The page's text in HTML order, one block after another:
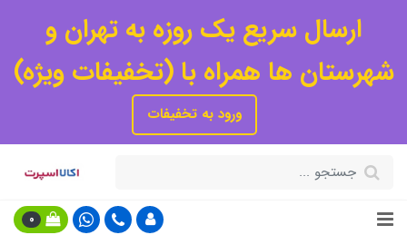
ارسال سریع یک روزه به تهران و
شهرستان ها همراه با (تخفیفات ویژه)
ورود به تخفیفات
0